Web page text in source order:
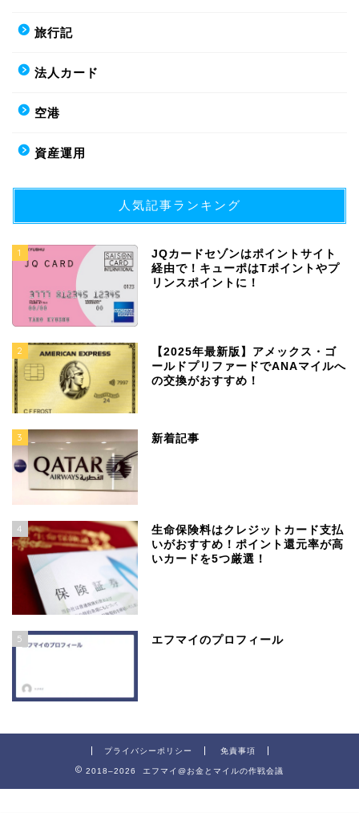
旅行記
法人カード
空港
資産運用
人気記事ランキング
1
JQカードセゾンはポイントサイト
経由で！キューポはTポイントやプ
リンスポイントに！
2
【2025年最新版】アメックス・ゴ
ールドプリファードでANAマイルへ
の交換がおすすめ！
3 新着記事
4
生命保険料はクレジットカード支払
いがおすすめ！ポイント還元率が高
いカードを5つ厳選！
5 エフマイのプロフィール
プライバシーポリシー 免責事項
2018–2026 エフマイ@お金とマイルの作戦会議